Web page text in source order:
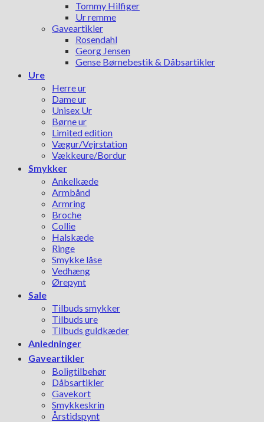
Tommy Hilfiger
Ur remme
Gaveartikler
Rosendahl
Georg Jensen
Gense Børnebestik & Dåbsartikler
Ure
Herre ur
Dame ur
Unisex Ur
Børne ur
Limited edition
Vægur/Vejrstation
Vækkeure/Bordur
Smykker
Ankelkæde
Armbånd
Armring
Broche
Collie
Halskæde
Ringe
Smykke låse
Vedhæng
Ørepynt
Sale
Tilbuds smykker
Tilbuds ure
Tilbuds guldkæder
Anledninger
Gaveartikler
Boligtilbehør
Dåbsartikler
Gavekort
Smykkeskrin
Årstidspynt